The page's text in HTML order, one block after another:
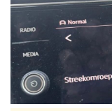
Vorig uur